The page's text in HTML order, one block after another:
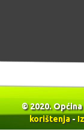
© 2020.
korištenja-